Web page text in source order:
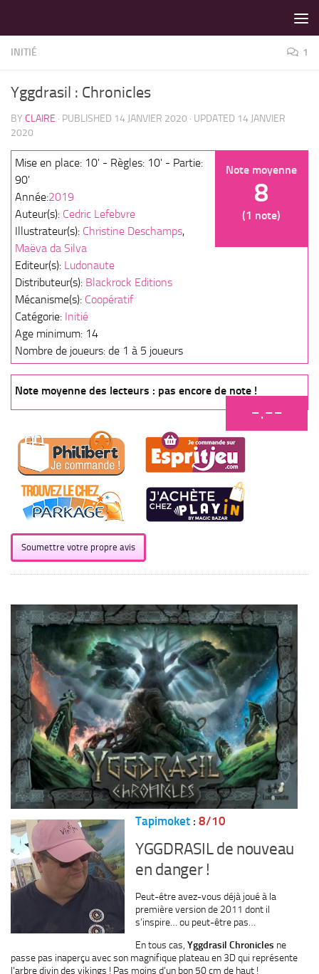
INITIÉ 1
Yggdrasil : Chronicles
BY CLAIRE · PUBLISHED 14 JANVIER 2020 · UPDATED 14 JANVIER
2020
Note moyenne
8
(1 note)
Mise en place: 10' - Règles: 10' - Partie:
90'
Année:2019
Auteur(s): Cedric Lefebvre
Illustrateur(s): Christine Deschamps,
Maëva da Silva
Editeur(s): Ludonaute
Distributeur(s): Blackrock Editions
Mécanisme(s): Coopératif
Catégorie: Initié
Age minimum: 14
Nombre de joueurs: de 1 à 5 joueurs
Note moyenne des lecteurs : pas encore de note !
-.--
Soumettre votre propre avis
Tapimoket : 8/10
YGGDRASIL de nouveau
en danger !
Peut-être avez-vous déjà joué à la
première version de 2011 dont il
s’inspire… ou peut-être pas…
En tous cas, Yggdrasil Chronicles ne
passe pas inaperçu avec son magnifique plateau en 3D qui représente
l’arbre divin des vikings ! Pas moins d’un bon 50 cm de haut !